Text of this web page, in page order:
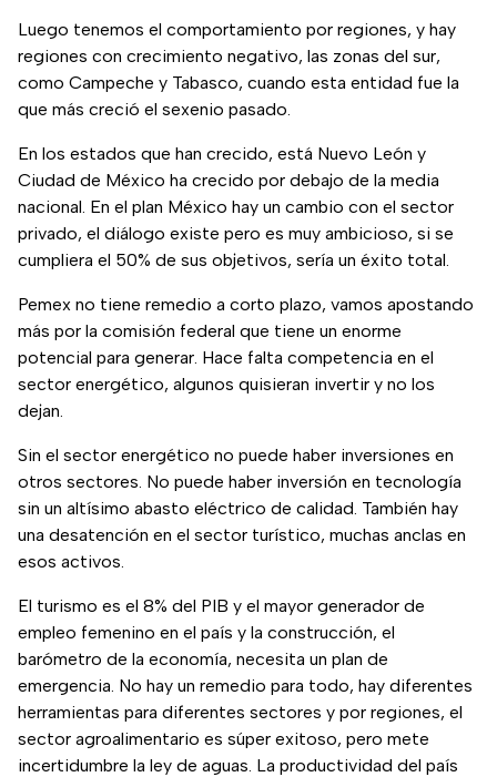
Luego tenemos el comportamiento por regiones, y hay
regiones con crecimiento negativo, las zonas del sur,
como Campeche y Tabasco, cuando esta entidad fue la
que más creció el sexenio pasado.
En los estados que han crecido, está Nuevo León y
Ciudad de México ha crecido por debajo de la media
nacional. En el plan México hay un cambio con el sector
privado, el diálogo existe pero es muy ambicioso, si se
cumpliera el 50% de sus objetivos, sería un éxito total.
Pemex no tiene remedio a corto plazo, vamos apostando
más por la comisión federal que tiene un enorme
potencial para generar. Hace falta competencia en el
sector energético, algunos quisieran invertir y no los
dejan.
Sin el sector energético no puede haber inversiones en
otros sectores. No puede haber inversión en tecnología
sin un altísimo abasto eléctrico de calidad. También hay
una desatención en el sector turístico, muchas anclas en
esos activos.
El turismo es el 8% del PIB y el mayor generador de
empleo femenino en el país y la construcción, el
barómetro de la economía, necesita un plan de
emergencia. No hay un remedio para todo, hay diferentes
herramientas para diferentes sectores y por regiones, el
sector agroalimentario es súper exitoso, pero mete
incertidumbre la ley de aguas. La productividad del país